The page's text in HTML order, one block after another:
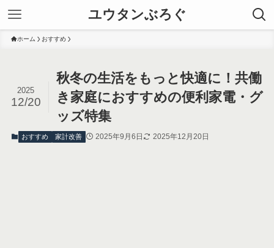
ユウタンぶろぐ
ホーム おすすめ
秋冬の生活をもっと快適に！共働
き家庭におすすめの便利家電・グ
ッズ特集
2025
12/20
おすすめ 家計改善 2025年9月6日 2025年12月20日